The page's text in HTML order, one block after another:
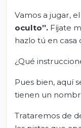
Vamos a jugar,
oculto”. Fíjate
hazlo tú en casa
¿Qué
Pues bien, aquí
tienen un
Trataremos de